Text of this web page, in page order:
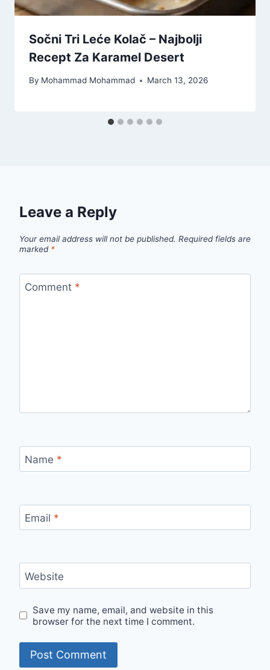
Sočni Tri Leće Kolač – Najbolji
Recept Za Karamel Desert
By Mohammad Mohammad March 13, 2026
Leave a Reply
Your email address will not be published. Required fields are
marked *
Comment *
Name *
Email *
Website
Save my name, email, and website in this
browser for the next time I comment.